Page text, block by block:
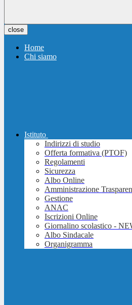
close
Home
Chi siamo
Istituto
Indirizzi di studio
Offerta formativa (PTOF)
Regolamenti
Sicurezza
Albo Online
Amministrazione
Gestione
ANAC
Iscrizioni Online
Giornalino scolastico -
Albo Sindacale
Organigramma